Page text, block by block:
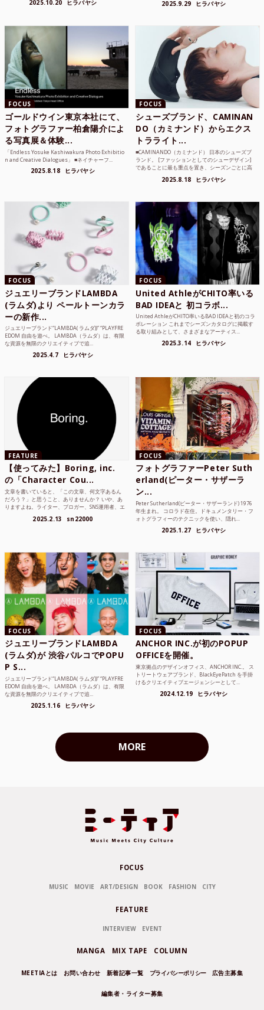
2025.10.20 ヒラバヤシ 2025.9.29 ヒラバヤシ
FOCUS
ゴールドウイン東京本社にて、
フォトグラファー柏倉陽介によ
る写真展＆体験...
「Endless Yosuke Kashiwakura Photo Exhibitio
n and Creative Dialogues」 ■ネイチャーフ...
2025.8.18 ヒラバヤシ
FOCUS
シューズブランド、CAMINAN
DO（カミナンド）からエクス
トラライト...
■CAMINANDO（カミナンド） 日本のシューズブ
ランド。 [ファッションとしてのシューデザイン]
であることに最も重点を置き、シーズンごとに高
2025.8.18 ヒラバヤシ
FOCUS
ジュエリーブランドLAMBDA
(ラムダ)より ペールトーンカラ
ーの新作...
ジュエリーブランド“LAMBDA( ラムダ))” “PLAYFRE
EDOM 自由を遊べ。 LAMBDA（ラムダ）は、有限
な資源を無限のクリエイティブで追...
2025.4.7 ヒラバヤシ
FOCUS
United AthleがCHITO率いる
BAD IDEAと 初コラボ...
United AthleがCHITO率いるBAD IDEAと初のコラ
ボレーション これまでシーズンカタログに掲載す
る取り組みとして、さまざまなアーティス...
2025.3.14 ヒラバヤシ
FEATURE
【使ってみた】Boring, inc.
の「Character Cou...
文章を書いていると、「この文章、何文字あるん
だろう？」と思うこと、ありませんか？ いや、あ
りますよね。ライター、ブロガー、SNS運用者、エ
2025.2.13 sn22000
FOCUS
フォトグラファーPeter Suth
erland(ピーター・サザーラ
ン...
Peter Sutherland(ピーター・サザーランド) 1976
年生まれ。 コロラド在住。ドキュメンタリー・フ
ォトグラフィーのテクニックを使い、隠れ...
2025.1.27 ヒラバヤシ
FOCUS
ジュエリーブランドLAMBDA
(ラムダ)が 渋谷パルコでPOPU
P S...
ジュエリーブランド“LAMBDA( ラムダ))” “PLAYFRE
EDOM 自由を遊べ。 LAMBDA（ラムダ）は、有限
な資源を無限のクリエイティブで追...
2025.1.16 ヒラバヤシ
FOCUS
ANCHOR INC.が初のPOPUP
OFFICEを開催。
東京拠点のデザインオフィス、ANCHOR INC.。 ス
トリートウェアブランド、BlackEyePatch を手掛
けるクリエイティブエージェンシーとして...
2024.12.19 ヒラバヤシ
MORE
FOCUS
MUSIC MOVIE ART/DESIGN BOOK FASHION CITY
FEATURE
INTERVIEW EVENT
MANGA MIX TAPE COLUMN
MEETIAとは お問い合わせ 新着記事一覧 プライバシーポリシー 広告主募集
編集者・ライター募集